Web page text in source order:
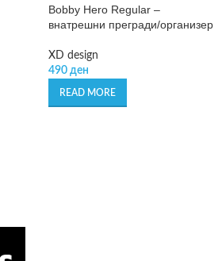
Bobby Hero Regular –
внатрешни прегради/организер
XD design
490 ден
READ MORE